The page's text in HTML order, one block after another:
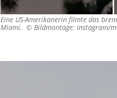
Eine US-Amerikanerin filmte das
Miami. © Bildmontage: Instagram/